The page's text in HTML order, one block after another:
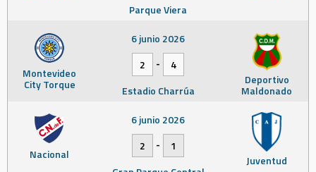
Parque Viera
Montevideo
City Torque Deportivo
Maldonado
6 junio 2026
2
-
4
Estadio Charrúa
Nacional Juventud
6 junio 2026
2
-
1